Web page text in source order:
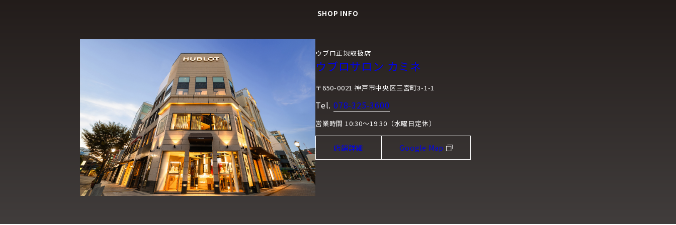
SHOP INFO
ウブロ正規取扱店
ウブロサロン カミネ
〒650-0021 神戸市中央区三宮町3-1-1
Tel. 078-325-3600
営業時間 10:30～19:30（水曜日定休）
店舗詳細 Google Map